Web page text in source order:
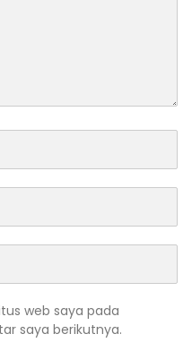
web saya pada
saya berikutnya.